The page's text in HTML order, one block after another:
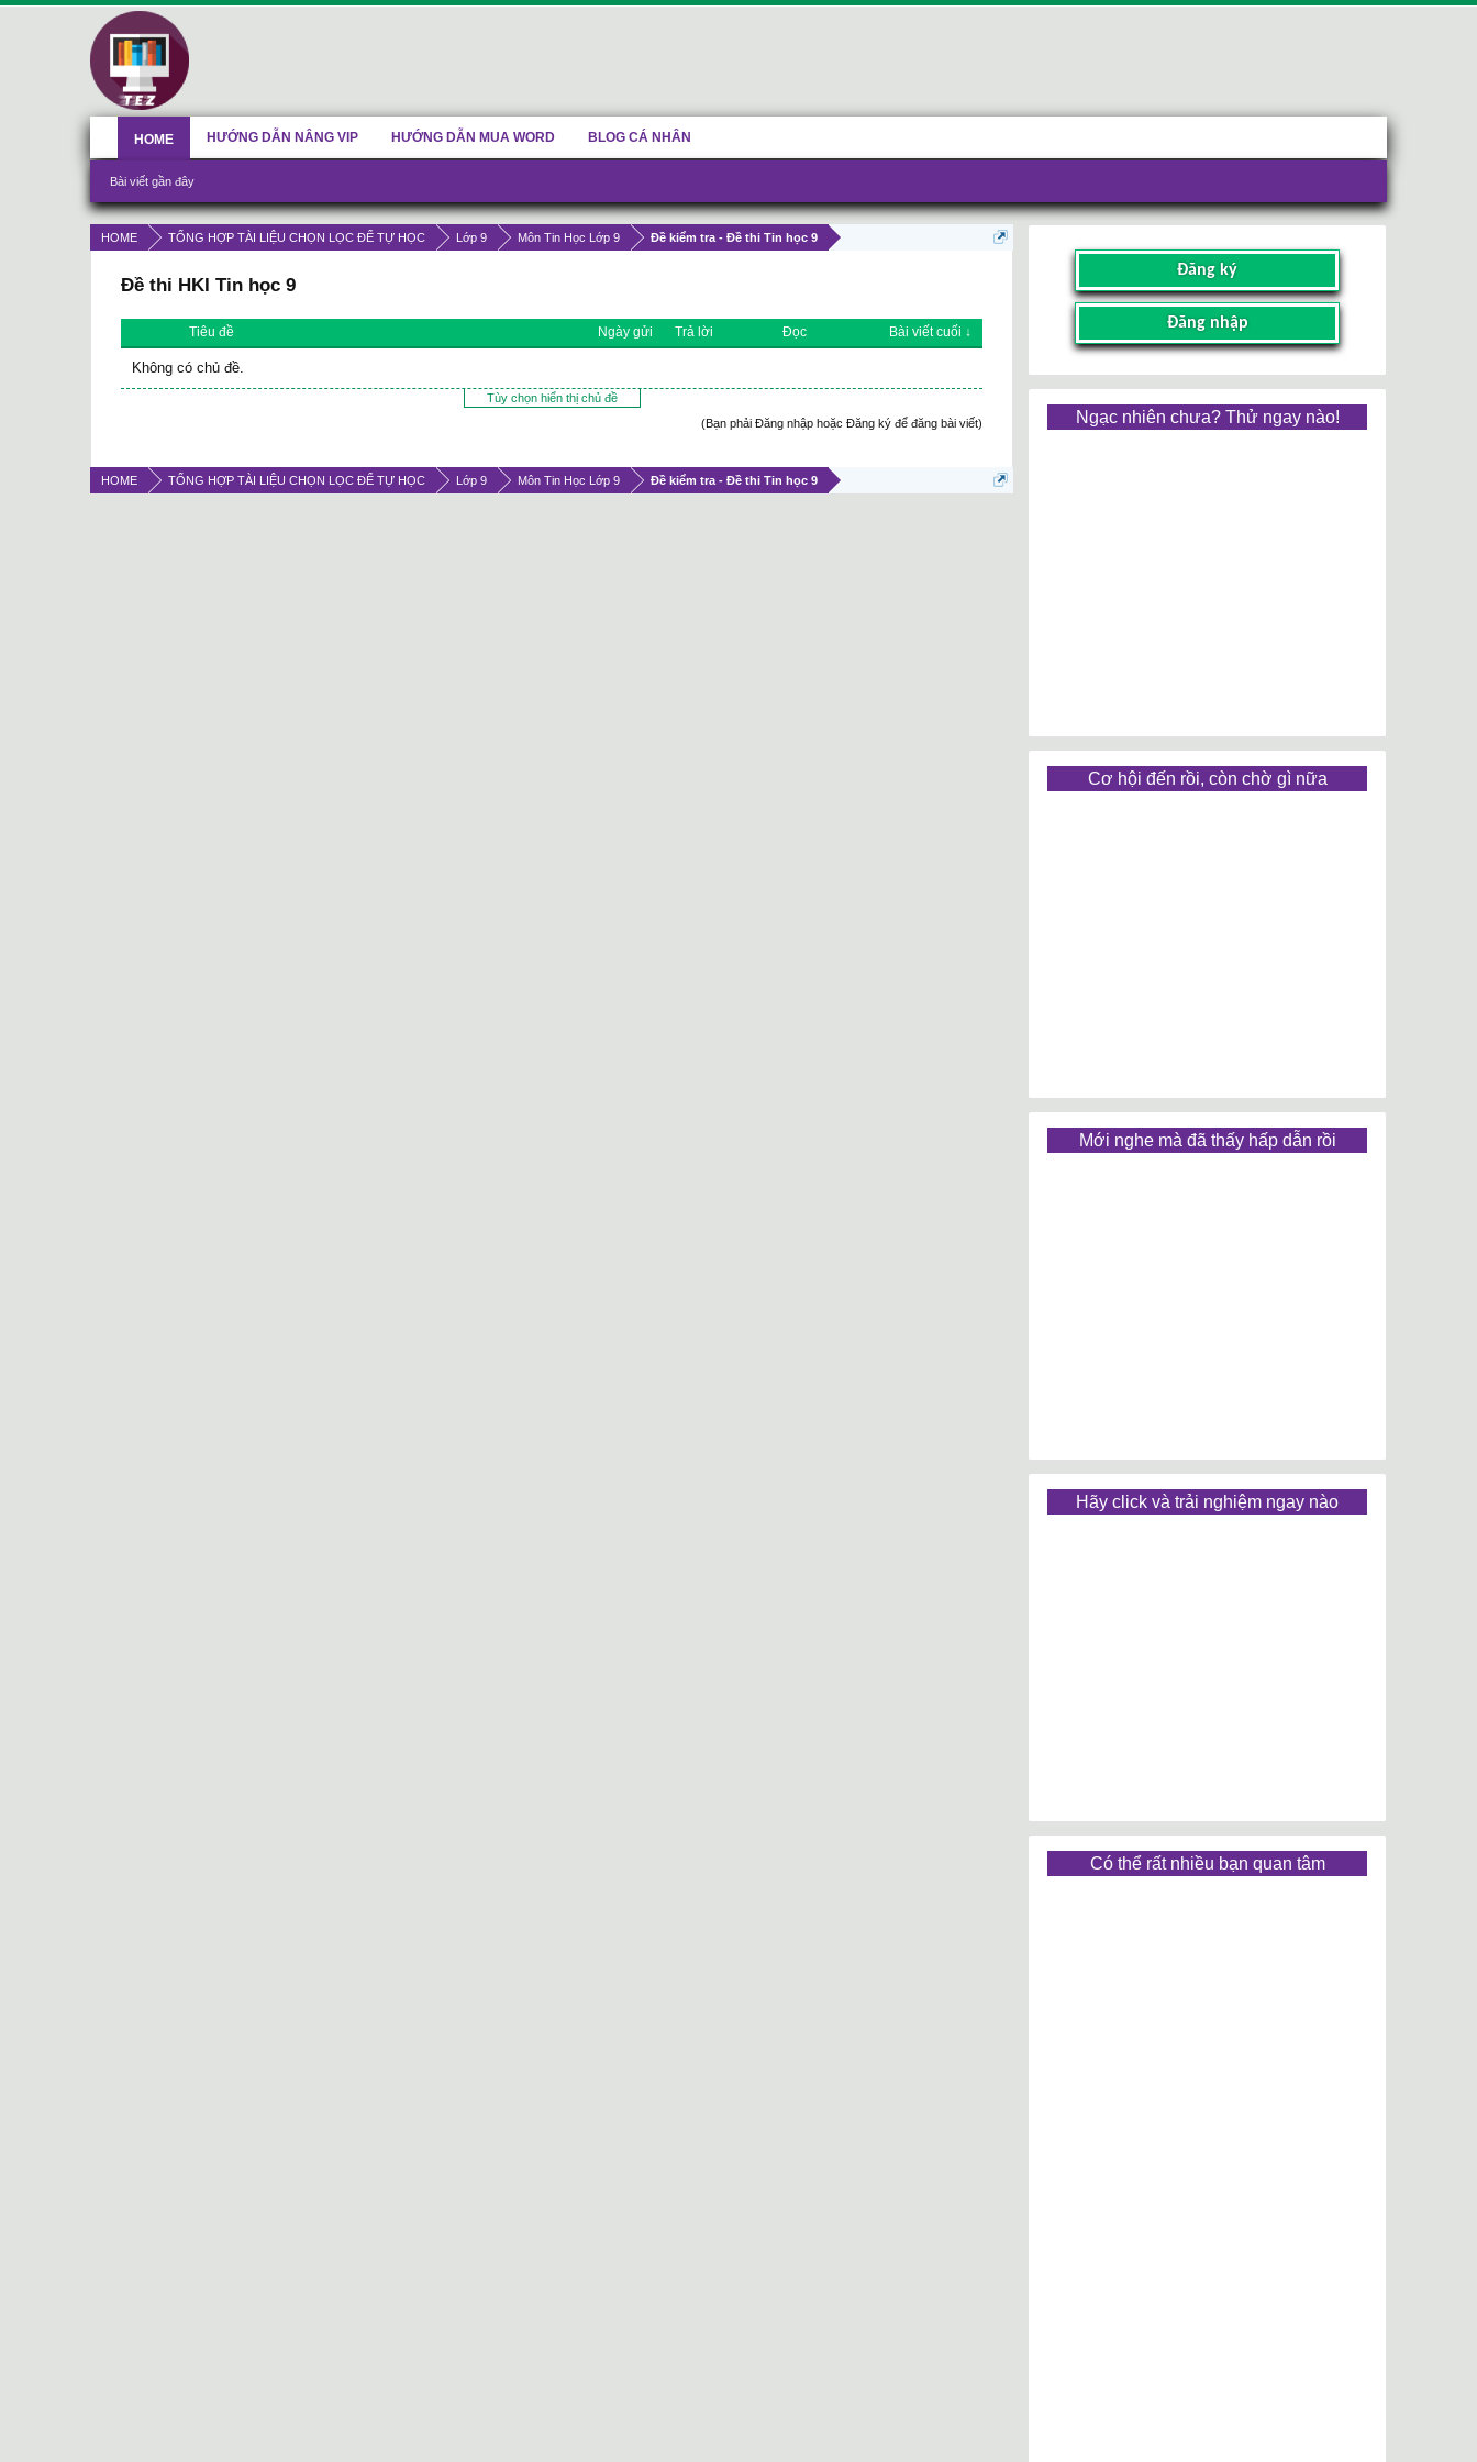
HOME TỔNG HỢP TÀI LIỆU CHỌN LỌC ĐỂ TỰ HỌC Lớp 9 Môn Tin Học Lớp 9 Đề kiểm tra - Đề thi Tin học 9
Đề thi HKI Tin học 9
Tiêu đề Ngày gửi Trả lời Đọc Bài viết cuối ↓
Không có chủ đề.
Tùy chọn hiển thị chủ đề
(Bạn phải Đăng nhập hoặc Đăng ký để đăng bài viết)
HOME TỔNG HỢP TÀI LIỆU CHỌN LỌC ĐỂ TỰ HỌC Lớp 9 Môn Tin Học Lớp 9 Đề kiểm tra - Đề thi Tin học 9
Đăng ký
Đăng nhập
Ngạc nhiên chưa? Thử ngay nào!
Cơ hội đến rồi, còn chờ gì nữa
Mới nghe mà đã thấy hấp dẫn rồi
Hãy click và trải nghiệm ngay nào
Có thể rất nhiều bạn quan tâm
HOME
Bài viết gần đây
HƯỚNG DẪN NÂNG VIP HƯỚNG DẪN MUA WORD BLOG CÁ NHÂN